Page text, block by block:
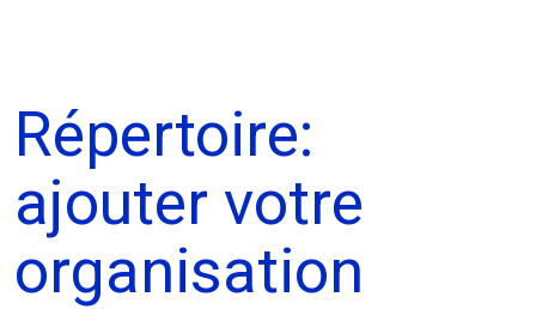
Répertoire:
ajouter votre
organisation